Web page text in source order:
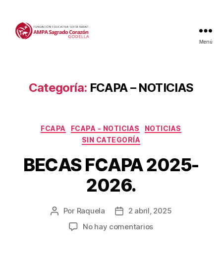
Menú
Categoría: FCAPA – NOTICIAS
Categorías
FCAPA FCAPA - NOTICIAS
NOTICIAS
SIN CATEGORÍA
BECAS FCAPA 2025-
2026.
Autor
Por Raquela
Fecha2 abril, 2025
No hay comentariosen